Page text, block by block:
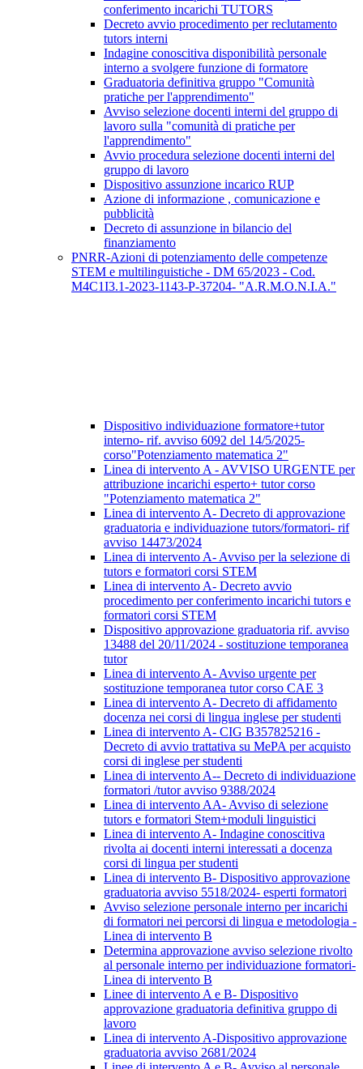
conferimento incarichi TUTORS
Decreto avvio procedimento per reclutamento
tutors interni
Indagine conoscitiva disponibilità personale
interno a svolgere funzione di formatore
Graduatoria definitiva gruppo "Comunità
pratiche per l'apprendimento"
Avviso selezione docenti interni del gruppo di
lavoro sulla "comunità di pratiche per
l'apprendimento"
Avvio procedura selezione docenti interni del
gruppo di lavoro
Dispositivo assunzione incarico RUP
Azione di informazione , comunicazione e
pubblicità
Decreto di assunzione in bilancio del
finanziamento
PNRR-Azioni di potenziamento delle competenze
STEM e multilinguistiche - DM 65/2023 - Cod.
M4C1I3.1-2023-1143-P-37204- "A.R.M.O.N.I.A."
Dispositivo individuazione formatore+tutor
interno- rif. avviso 6092 del 14/5/2025-
corso"Potenziamento matematica 2"
Linea di intervento A - AVVISO URGENTE per
attribuzione incarichi esperto+ tutor corso
"Potenziamento matematica 2"
Linea di intervento A- Decreto di approvazione
graduatoria e individuazione tutors/formatori- rif
avviso 14473/2024
Linea di intervento A- Avviso per la selezione di
tutors e formatori corsi STEM
Linea di intervento A- Decreto avvio
procedimento per conferimento incarichi tutors e
formatori corsi STEM
Dispositivo approvazione graduatoria rif. avviso
13488 del 20/11/2024 - sostituzione temporanea
tutor
Linea di intervento A- Avviso urgente per
sostituzione temporanea tutor corso CAE 3
Linea di intervento A- Decreto di affidamento
docenza nei corsi di lingua inglese per studenti
Linea di intervento A- CIG B357825216 -
Decreto di avvio trattativa su MePA per acquisto
corsi di inglese per studenti
Linea di intervento A-- Decreto di individuazione
formatori /tutor avviso 9388/2024
Linea di intervento AA- Avviso di selezione
tutors e formatori Stem+moduli linguistici
Linea di intervento A- Indagine conoscitiva
rivolta ai docenti interni interessati a docenza
corsi di lingua per studenti
Linea di intervento B- Dispositivo approvazione
graduatoria avviso 5518/2024- esperti formatori
Avviso selezione personale interno per incarichi
di formatori nei percorsi di lingua e metodologia -
Linea di intervento B
Determina approvazione avviso selezione rivolto
al personale interno per individuazione formatori-
Linea di intervento B
Linee di intervento A e B- Dispositivo
approvazione graduatoria definitiva gruppo di
lavoro
Linea di intervento A-Dispositivo approvazione
graduatoria avviso 2681/2024